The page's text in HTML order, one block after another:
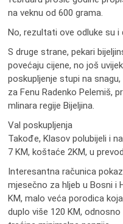
na veknu od 600 grama.
No, rezultati ove odluke su i
S druge strane, pekari
povećaju cijene, no još
poskupljenje stupi na
za Fenu Radenko Pelemiš,
mlinara regije Bijeljina.
Val poskupljenja
Takođe, Klasov polubijeli i
7 KM, koštaće 2KM, u
Interesantna računica
mjesečno za hljeb u Bosni i
KM, malo veća porodica
duplo više 120 KM,